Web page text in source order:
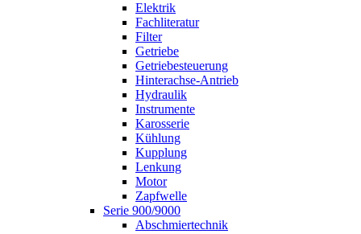
Elektrik
Fachliteratur
Filter
Getriebe
Getriebesteuerung
Hinterachse-Antrieb
Hydraulik
Instrumente
Karosserie
Kühlung
Kupplung
Lenkung
Motor
Zapfwelle
Serie 900/9000
Abschmiertechnik